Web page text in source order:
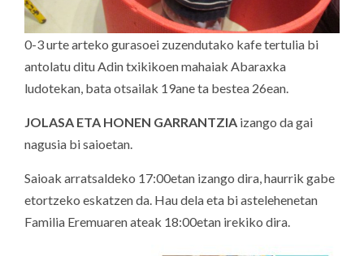
0-3 urte arteko gurasoei zuzendutako kafe tertulia bi
antolatu ditu Adin txikikoen mahaiak Abaraxka
ludotekan, bata otsailak 19ane ta bestea 26ean.
JOLASA ETA HONEN GARRANTZIA izango da gai
nagusia bi saioetan.
Saioak arratsaldeko 17:00etan izango dira, haurrik gabe
etortzeko eskatzen da. Hau dela eta bi astelehenetan
Familia Eremuaren ateak 18:00etan irekiko dira.